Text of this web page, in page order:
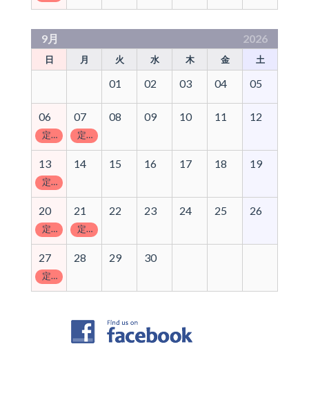
9月 2026
日 月 火 水 木 金 土
01 02 03 04 05
06
定休日
07
定休日
08 09 10 11 12
13
定休日
14 15 16 17 18 19
20
定休日
21
定休日
22 23 24 25 26
27
定休日
28 29 30